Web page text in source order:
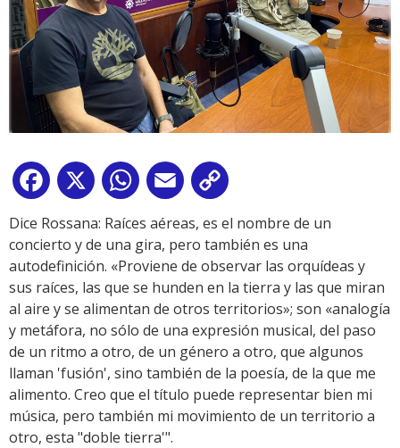
Facebook
X WhatsApp
Email
Link
Dice Rossana: Raíces aéreas, es el nombre de un
concierto y de una gira, pero también es una
autodefinición. «Proviene de observar las orquídeas y
sus raíces, las que se hunden en la tierra y las que miran
al aire y se alimentan de otros territorios»; son «analogía
y metáfora, no sólo de una expresión musical, del paso
de un ritmo a otro, de un género a otro, que algunos
llaman 'fusión', sino también de la poesía, de la que me
alimento. Creo que el título puede representar bien mi
música, pero también mi movimiento de un territorio a
otro, esta "doble tierra'".